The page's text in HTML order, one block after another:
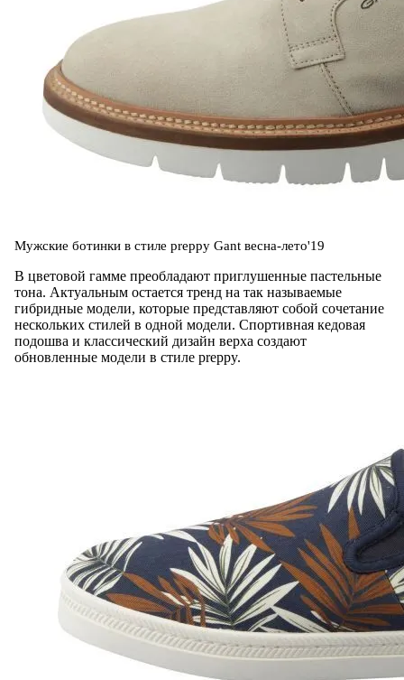
Мужские ботинки в стиле preppy Gant весна-лето'19
В цветовой гамме преобладают приглушенные пастельные
тона. Актуальным остается тренд на так называемые
гибридные модели, которые представляют собой сочетание
нескольких стилей в одной модели. Спортивная кедовая
подошва и классический дизайн верха создают
обновленные модели в стиле preppy.